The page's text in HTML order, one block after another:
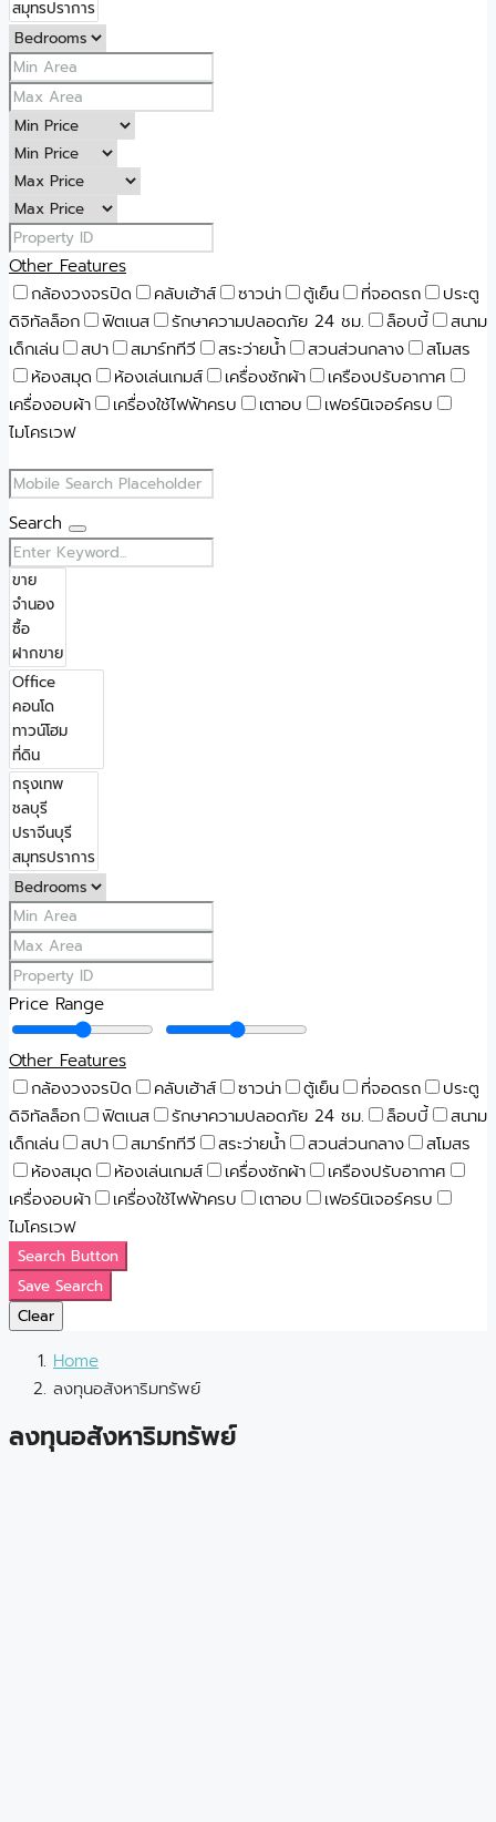
Other Features
กล้องวงจรปิด
คลับเฮ้าส์ ซาวน่า ตู้เย็น ที่จอดรถ
ประตู
ดิจิทัลล็อก
ฟิตเนส รักษาความปลอดภัย 24 ชม. ล็อบบี้
สนาม
เด็กเล่น
สปา สมาร์ททีวี สระว่ายน้ำ สวนส่วนกลาง
สโมสร
ห้องสมุด
ห้องเล่นเกมส์ เครื่องซักผ้า
เครืองปรับอากาศ
เครื่องอบผ้า
เครื่องใช้ไฟฟ้าครบ เตาอบ
เฟอร์นิเจอร์ครบ
ไมโครเวฟ
Search
Price Range
Other Features
กล้องวงจรปิด
คลับเฮ้าส์ ซาวน่า ตู้เย็น ที่จอดรถ
ประตู
ดิจิทัลล็อก
ฟิตเนส รักษาความปลอดภัย 24 ชม. ล็อบบี้
สนาม
เด็กเล่น
สปา สมาร์ททีวี สระว่ายน้ำ สวนส่วนกลาง
สโมสร
ห้องสมุด
ห้องเล่นเกมส์ เครื่องซักผ้า
เครืองปรับอากาศ
เครื่องอบผ้า
เครื่องใช้ไฟฟ้าครบ เตาอบ
เฟอร์นิเจอร์ครบ
ไมโครเวฟ
Search Button
Save Search
Clear
Home
ลงทุนอสังหาริมทรัพย์
ลงทุนอสังหาริมทรัพย์